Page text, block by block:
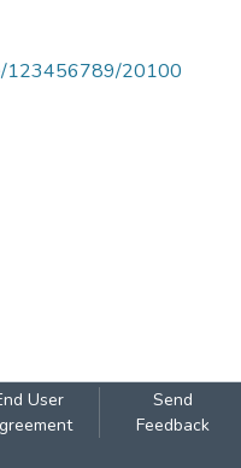
123456789/20100
User
Send
Feedback